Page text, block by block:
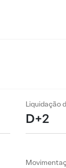
Liquidação
D+2